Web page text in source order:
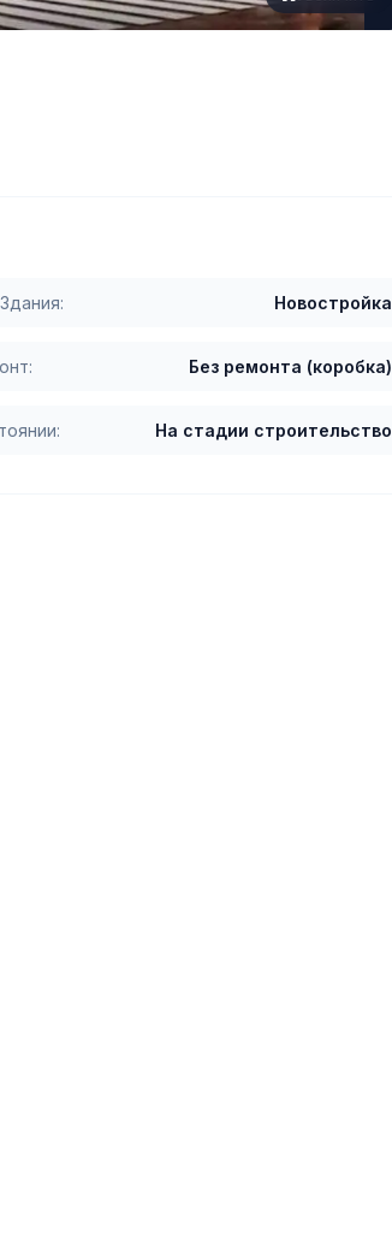
Новостройка
Без ремонта (коробка)
На стадии строительство